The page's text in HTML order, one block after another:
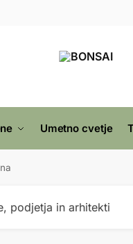
Umetno cvetje
podjetja in arhitekti